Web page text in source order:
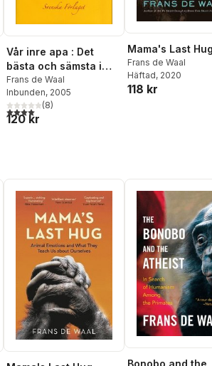
Vår inre apa : Det
bästa och sämsta i
den mänskliga
naturen
Frans de Waal
Inbunden, 2005
4,0utav 5 stjärnor. Totalt antal röster:
(8)
120 kr
Mama's Last Hug
Frans de Waal
Häftad, 2020
118 kr